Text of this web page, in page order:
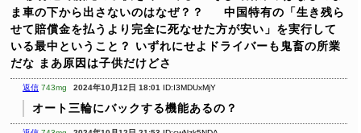
ま車の下から出さないのはなぜ？？
中国特有の「生き残ら
せて賠償金を払うより完全に死なせた方が安い」を実行して
いる最中ということ？
いずれにせよドライバーも鬼畜の所業
だな まあ原因は子供だけどさ
返信 743mg 2024年10月12日 18:01 ID:I3MDUxMjY
オート三輪にバックする機能あるの？